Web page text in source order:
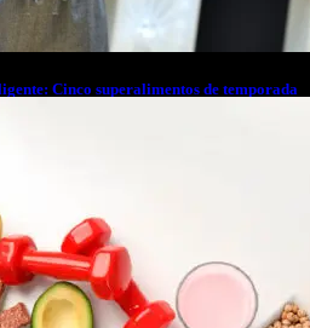
Cinco superalimentos de temporada